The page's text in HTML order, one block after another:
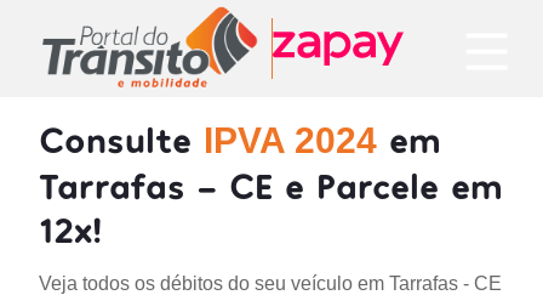
Consulte IPVA 2024 em
Tarrafas - CE e Parcele em
12x!
Veja todos os débitos do seu veículo em Tarrafas - CE